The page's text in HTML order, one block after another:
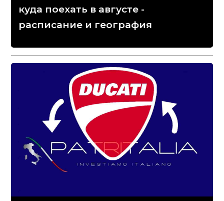
куда поехать в августе -
расписание и география